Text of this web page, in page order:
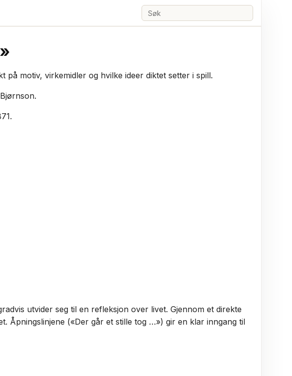
Søk
på motiv, virkemidler og hvilke ideer diktet setter i spill.
utvider seg til en refleksjon over livet. Gjennom et direkte
Åpningslinjene («Der går et stille tog …») gir en klar inngang til